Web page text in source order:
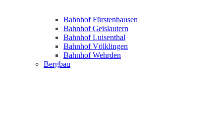
Bahnhof Fürstenhausen
Bahnhof Geislautern
Bahnhof Luisenthal
Bahnhof Völklingen
Bahnhof Wehrden
Bergbau